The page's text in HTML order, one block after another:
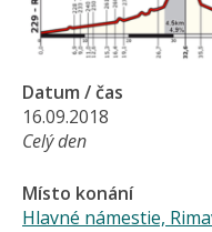
Datum / čas
16.09.2018
Celý den
Místo konání
Hlavné námestie,